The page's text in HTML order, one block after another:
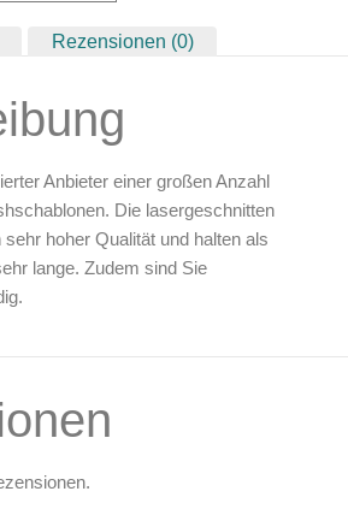
Rezensionen (0)
Anbieter einer großen Anzahl
Die lasergeschnitten
hoher Qualität und halten als
lange. Zudem sind Sie